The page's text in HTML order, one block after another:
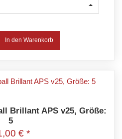
Brillant APS v25, Größe:
5
€ *